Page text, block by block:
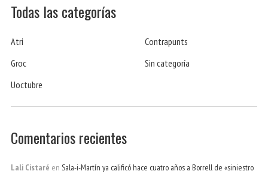
Todas las categorías
Atri
Contrapunts
Groc
Sin categoría
Uoctubre
Comentarios recientes
Lali Cistaré en Sala-i-Martín ya calificó hace cuatro años a Borrell de «siniestro